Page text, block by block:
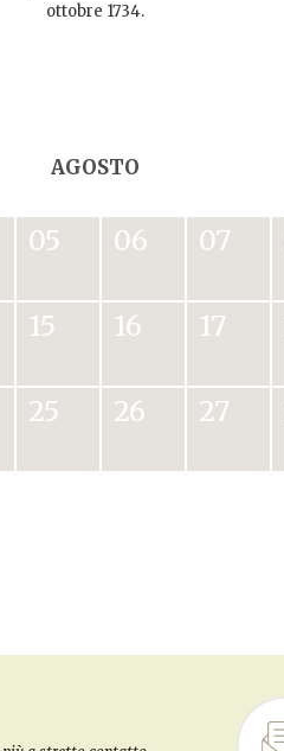
ottobre 1734.
AGOSTO
05 06 07
15 16 17
25 26 27